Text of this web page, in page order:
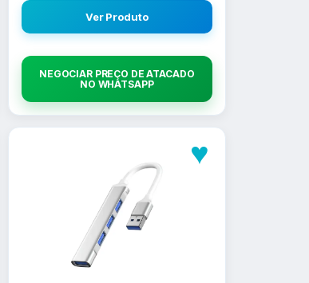
Ver Produto
NEGOCIAR PREÇO DE ATACADO
NO WHATSAPP
♥